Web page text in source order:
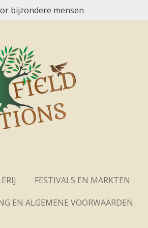
bijzondere mensen
FESTIVALS EN MARKTEN
EN ALGEMENE VOORWAARDEN